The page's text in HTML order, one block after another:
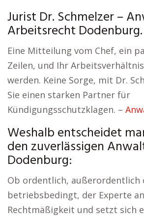
Jurist Dr. Schmelzer –
Arbeitsrecht Dodenburg.
Eine Mitteilung vom Chef, ein
Zeilen, und Ihr
werden. Keine Sorge, mit Dr.
Sie einen starken Partner für
Kündigungsschutzklagen. –
Weshalb entscheidet
den zuverlässigen
Dodenburg:
Ob ordentlich, außerordentlich
betriebsbedingt, der Experte
Rechtmäßigkeit und setzt sich